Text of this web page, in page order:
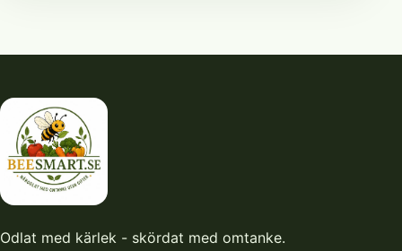
Odlat med kärlek - skördat med omtanke.